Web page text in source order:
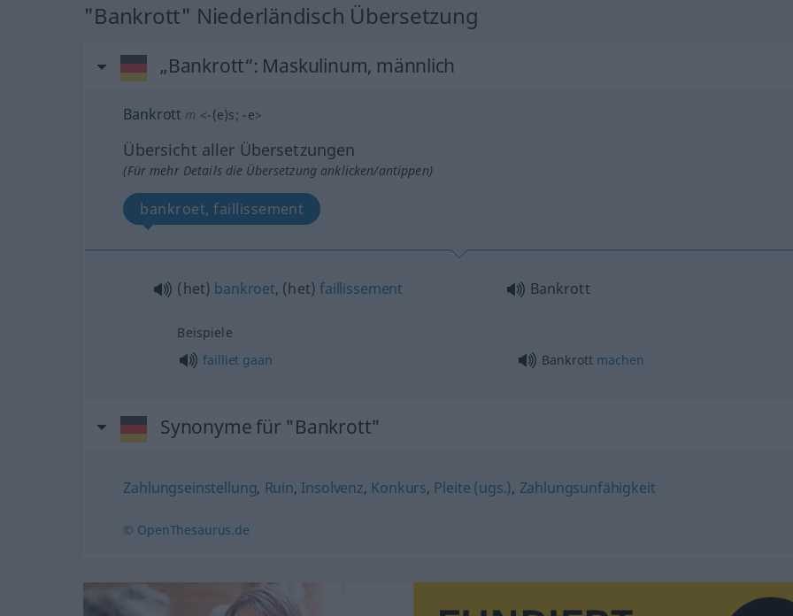
"Bankrott" Niederländisch Übersetzung
„Bankrott“: Maskulinum, männlich
Bankrott m <-(e)s; -e>
Übersicht aller Übersetzungen
(Für mehr Details die Übersetzung anklicken/antippen)
bankroet, faillissement
(het) bankroet, (het)faillissement Bankrott
Beispiele
failliet gaan Bankrott machen
Synonyme für "Bankrott"
Zahlungseinstellung, Ruin, Insolvenz, Konkurs, Pleite (ugs.), Zahlungsunfähigkeit
© OpenThesaurus.de